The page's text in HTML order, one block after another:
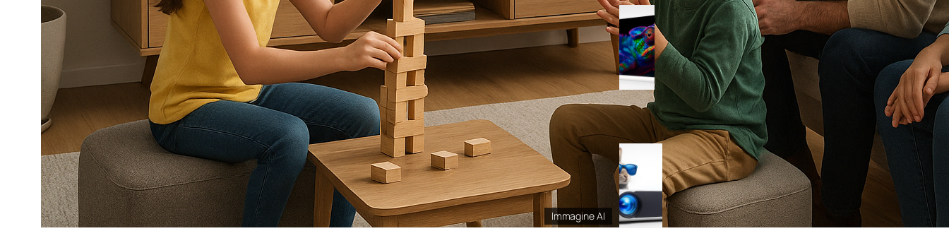
Immagine AI
Samsung Smart TV 75″ Micro
RGB 4K MRE75R85HATXZT, il
maxischermo da salotto ora a
prezzo goloso su Amazon
Proiettore 4K AKIYO per home
theater da 300 pollici, il best
buy del momento su Amazon